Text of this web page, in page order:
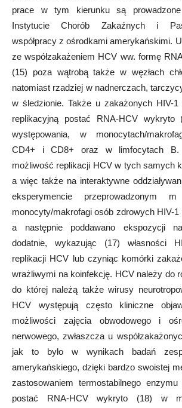
prace w tym kierunku są
Instytucie Chorób Zakaźnych i
współpracy z ośrodkami amerykańskimi.
ze współzakażeniem HCV ww. formę
(15) poza wątrobą także w węzłach
natomiast rzadziej w nadnerczach,
w śledzionie. Także u zakażonych HIV-
replikacyjną postać RNA-HCV wykryto
występowania, w monocytach/
CD4+ i CD8+ oraz w limfocytach
możliwość replikacji HCV w tych samych
a więc także na interaktywne
eksperymencie przeprowadzonym
monocyty/makrofagi osób zdrowych HIV-
a następnie poddawano ekspozycji
dodatnie, wykazując (17) własności
replikacji HCV lub czyniąc komórki
wrażliwymi na koinfekcję. HCV należy do
do której należą także wirusy
HCV występują często kliniczne
możliwości zajęcia obwodowego i
nerwowego, zwłaszcza u
jak to było w wynikach badań
amerykańskiego, dzięki bardzo swoistej
zastosowaniem termostabilnego
postać RNA-HCV wykryto (18) w